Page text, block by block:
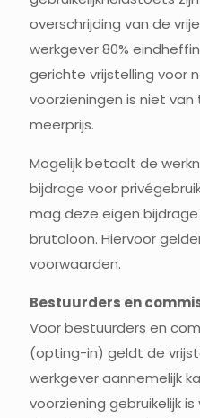
overschrijding van de
werkgever 80%
gerichte vrijstelling voor
voorzieningen is niet
meerprijs.
Mogelijk betaalt de
bijdrage voor
mag deze eigen
brutoloon. Hiervoor
voorwaarden.
Bestuurders en
Voor bestuurders en
(opting-in) geldt de
werkgever aannemelijk
voorziening gebruikelijk